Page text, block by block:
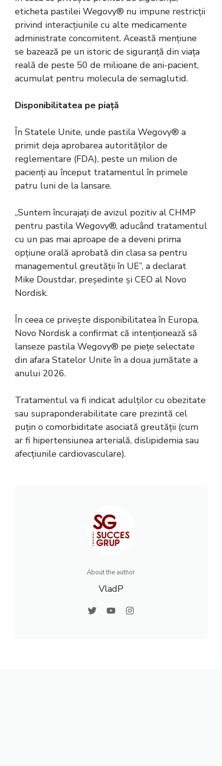
eticheta pastilei Wegovy® nu impune restricții
privind interacțiunile cu alte medicamente
administrate concomitent. Această mențiune
se bazează pe un istoric de siguranță din viața
reală de peste 50 de milioane de ani-pacient,
acumulat pentru molecula de semaglutid.
Disponibilitatea pe piață
În Statele Unite, unde pastila Wegovy® a
primit deja aprobarea autorităților de
reglementare (FDA), peste un milion de
pacienți au început tratamentul în primele
patru luni de la lansare.
„Suntem încurajați de avizul pozitiv al CHMP
pentru pastila Wegovy®, aducând tratamentul
cu un pas mai aproape de a deveni prima
opțiune orală aprobată din clasa sa pentru
managementul greutății în UE”, a declarat
Mike Doustdar, președinte și CEO al Novo
Nordisk.
În ceea ce privește disponibilitatea în Europa,
Novo Nordisk a confirmat că intenționează să
lanseze pastila Wegovy® pe piețe selectate
din afara Statelor Unite în a doua jumătate a
anului 2026.
Tratamentul va fi indicat adulților cu obezitate
sau supraponderabilitate care prezintă cel
puțin o comorbiditate asociată greutății (cum
ar fi hipertensiunea arterială, dislipidemia sau
afecțiunile cardiovasculare).
About the author
VladP